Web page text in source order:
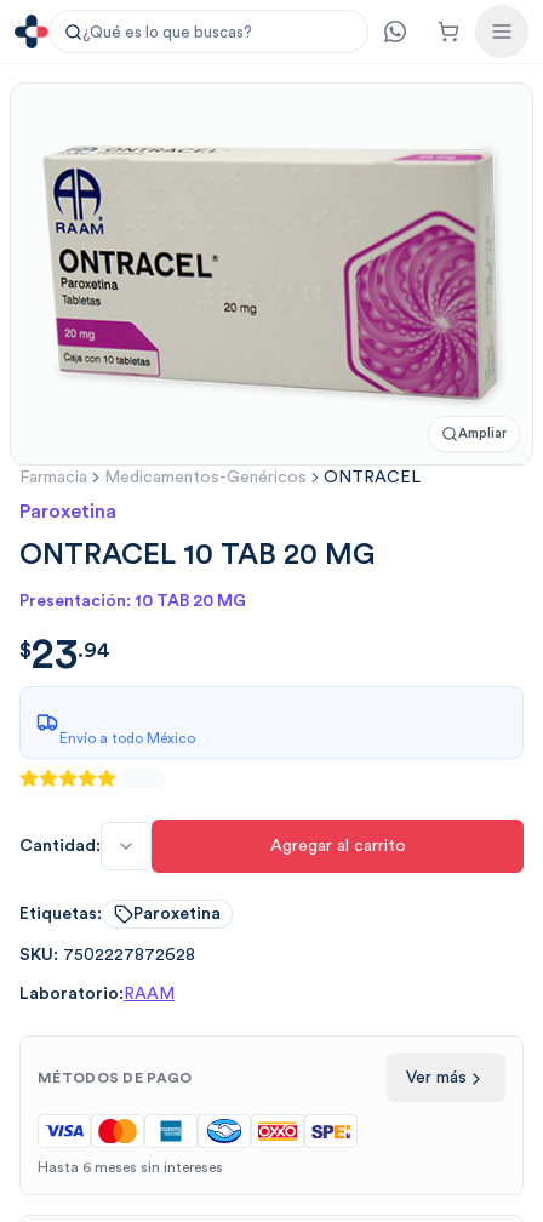
¿Qué es lo que buscas?
Ampliar
Farmacia Medicamentos-Genéricos ONTRACEL
Paroxetina
ONTRACEL 10 TAB 20 MG
Presentación: 10 TAB 20 MG
$23.94
$23.94
Envío a todo México
Cantidad: Agregar al carrito
Etiquetas: Paroxetina
SKU: 7502227872628
Laboratorio: RAAM
MÉTODOS DE PAGO Ver más
Hasta 6 meses sin intereses